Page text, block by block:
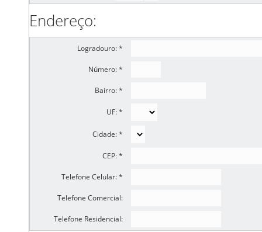
Endereço:
Logradouro: *
Número: *
Bairro: *
UF: *
Cidade: *
CEP: *
Telefone Celular: *
Telefone Comercial:
Telefone Residencial: